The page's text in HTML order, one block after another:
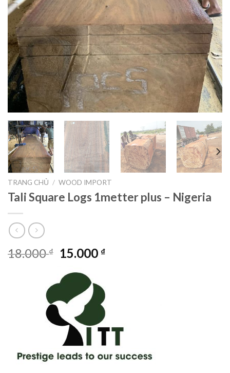
TRANG CHỦ / WOOD IMPORT
Tali Square Logs 1metter plus – Nigeria
18.000₫
Giá
là:
18.000 ₫.
15.000 ₫Giá
là:
15.000 ₫.